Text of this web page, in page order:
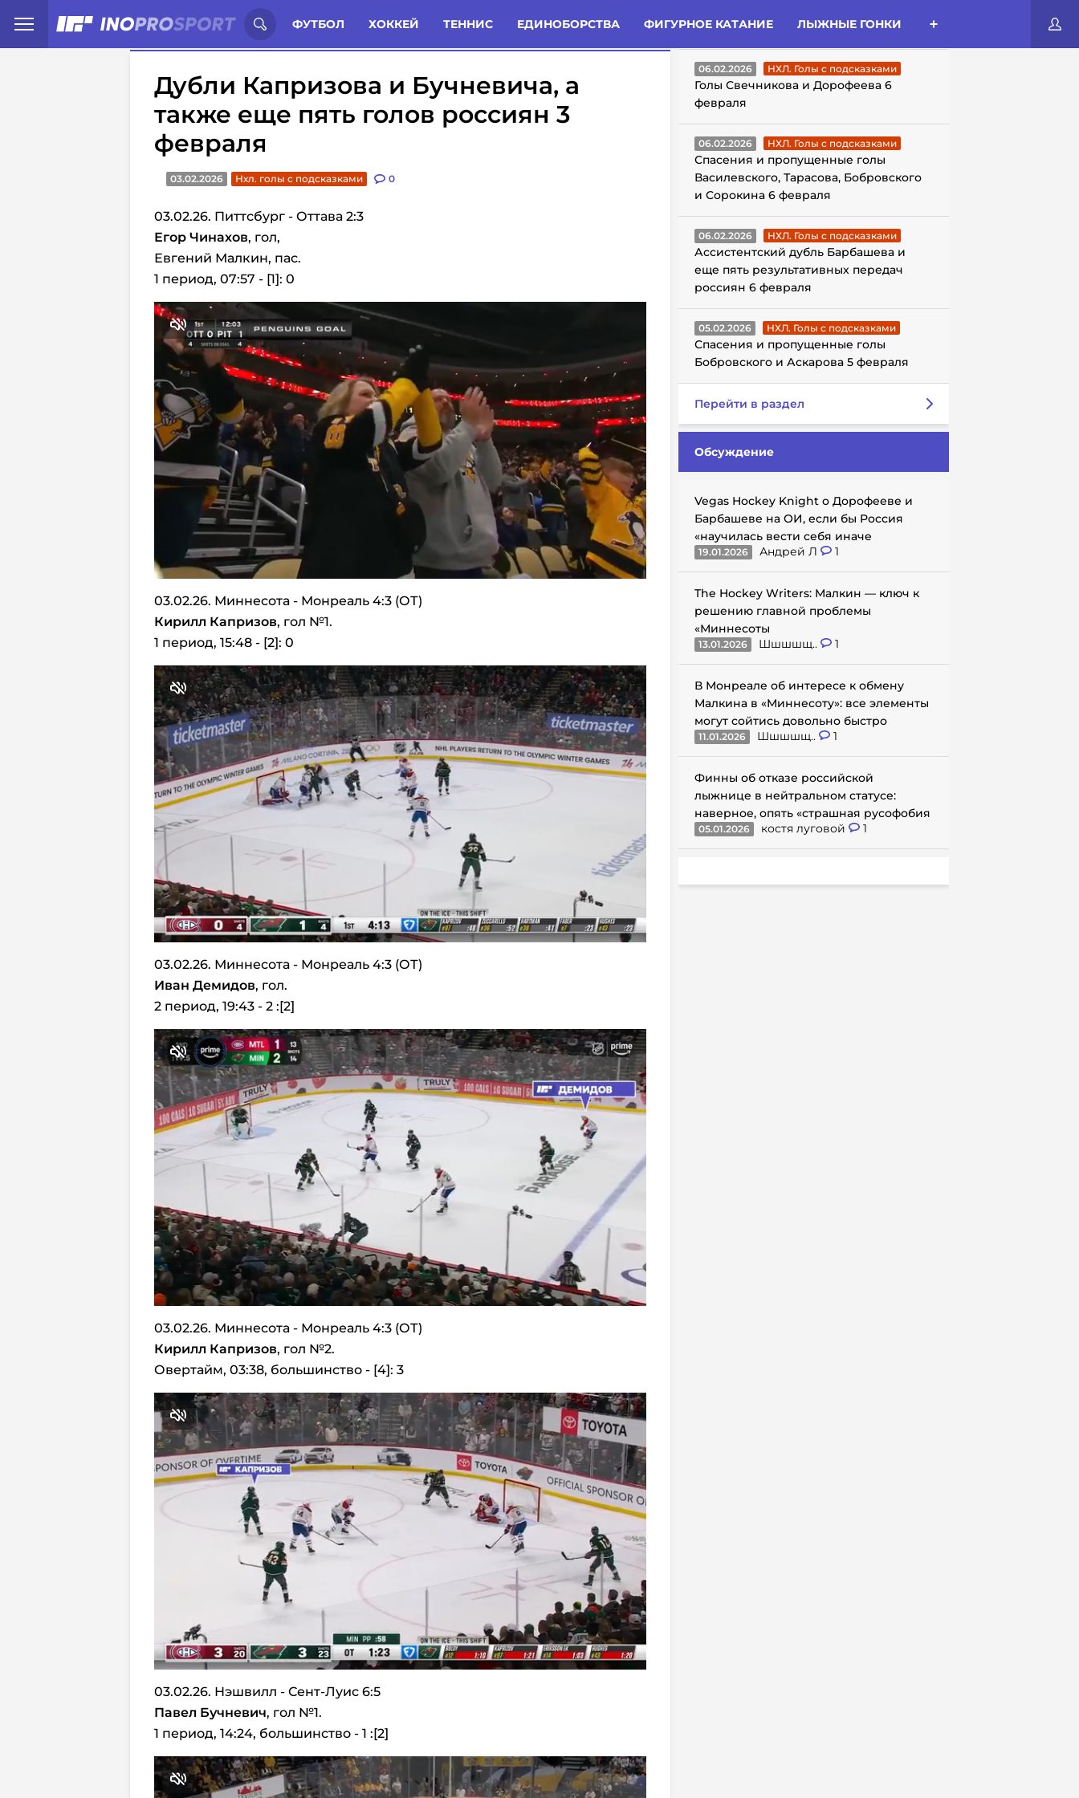
ФУТБОЛ ХОККЕЙ ТЕННИС ЕДИНОБОРСТВА ФИГУРНОЕ КАТАНИЕ ЛЫЖНЫЕ ГОНКИ
Иностранцы о спорте России: Статьи Комменты Новости
Дубли Капризова и Бучневича, а
также еще пять голов россиян 3
февраля
03.02.2026 Нхл. голы с подсказками 0
03.02.26. Питтсбург - Оттава 2:3
Егор Чинахов, гол,
Евгений Малкин, пас.
1 период, 07:57 - [1]: 0
03.02.26. Миннесота - Монреаль 4:3 (ОТ)
Кирилл Капризов, гол №1.
1 период, 15:48 - [2]: 0
03.02.26. Миннесота - Монреаль 4:3 (ОТ)
Иван Демидов, гол.
2 период, 19:43 - 2 :[2]
03.02.26. Миннесота - Монреаль 4:3 (ОТ)
Кирилл Капризов, гол №2.
Овертайм, 03:38, большинство - [4]: 3
03.02.26. Нэшвилл - Сент-Луис 6:5
Павел Бучневич, гол №1.
1 период, 14:24, большинство - 1 :[2]
ГОЛЫ С ПОДСКАЗКАМИ
06.02.2026 НХЛ. Голы с подсказками
Голы Свечникова и Дорофеева 6
февраля
06.02.2026 НХЛ. Голы с подсказками
Спасения и пропущенные голы
Василевского, Тарасова, Бобровского
и Сорокина 6 февраля
06.02.2026 НХЛ. Голы с подсказками
Ассистентский дубль Барбашева и
еще пять результативных передач
россиян 6 февраля
05.02.2026 НХЛ. Голы с подсказками
Спасения и пропущенные голы
Бобровского и Аскарова 5 февраля
Перейти в раздел
Обсуждение
Vegas Hockey Knight о Дорофееве и
Барбашеве на ОИ, если бы Россия
«научилась вести себя иначе
19.01.2026 Андрей Л 1
The Hockey Writers: Малкин — ключ к
решению главной проблемы
«Миннесоты
13.01.2026 Шшшшщ.. 1
В Монреале об интересе к обмену
Малкина в «Миннесоту»: все элементы
могут сойтись довольно быстро
11.01.2026 Шшшшщ.. 1
Финны об отказе российской
лыжнице в нейтральном статусе:
наверное, опять «страшная русофобия
05.01.2026 костя луговой 1